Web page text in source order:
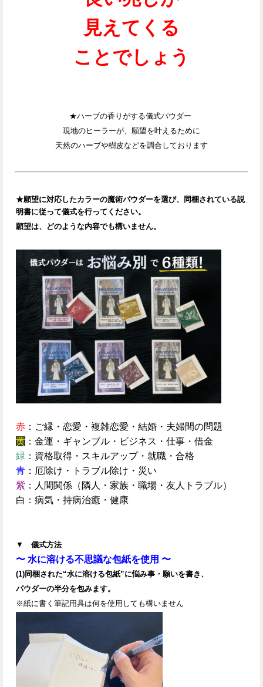
見えてくる
ことでしょう
★ハーブの香りがする儀式パウダー
現地のヒーラーが、願望を叶えるために
天然のハーブや樹皮などを調合しております
★願望に対応したカラーの魔術パウダーを選び、同梱されている説
明書に従って儀式を行ってください。
願望は、どのような内容でも構いません。
赤 ：ご縁・恋愛・複雑恋愛・結婚・夫婦間の問題
黄 ：金運・ギャンブル・ビジネス・仕事・借金
緑 ：資格取得・スキルアップ・就職・合格
青 ：厄除け・トラブル除け・災い
紫 ：人間関係（隣人・家族・職場・友人トラブル）
白：病気・持病治癒・健康
▼ 儀式方法
〜 水に溶ける不思議な包紙を使用 〜
(1)同梱された“水に溶ける包紙”に悩み事・願いを書き、
パウダーの半分を包みます。
※紙に書く筆記用具は何を使用しても構いません